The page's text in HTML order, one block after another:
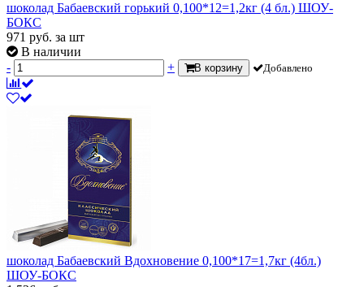
шоколад Бабаевский горький 0,100*12=1,2кг (4 бл.) ШОУ-
БОКС
971 руб. за шт
В наличии
-
+ В корзину Добавлено
шоколад Бабаевский Вдохновение 0,100*17=1,7кг (4бл.)
ШОУ-БОКС